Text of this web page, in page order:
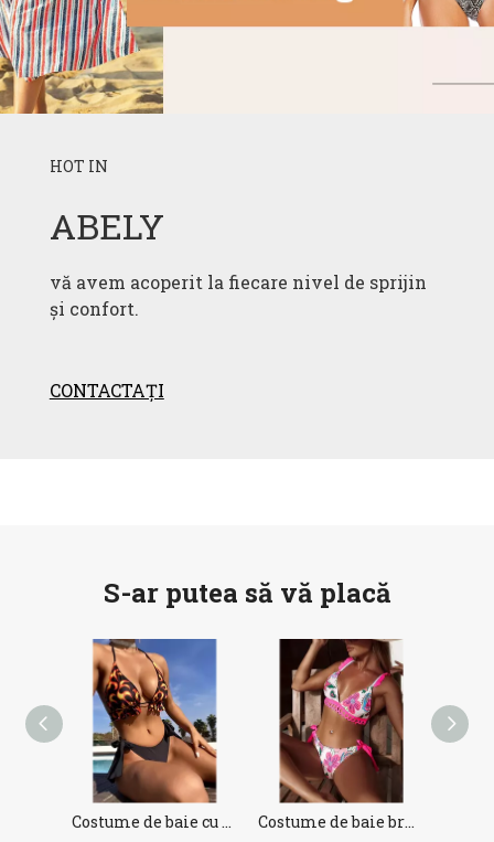
HOT IN
ABELY
vă avem acoperit la fiecare nivel de sprijin
și confort.
CONTACTAȚI
S-ar putea să vă placă
Costume de baie cu bikini pentru femei Costume de baie braziliene cu bikini